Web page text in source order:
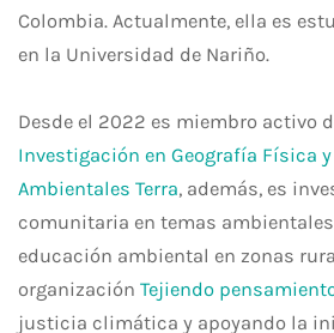
Colombia. Actualmente, ella es
en la Universidad de Nariño.
Desde el 2022 es miembro activo
Investigación en Geografía Física
Ambientales Terra, además, es
comunitaria en temas
educación ambiental en zonas
organización Tejiendo
justicia climática y apoyando la